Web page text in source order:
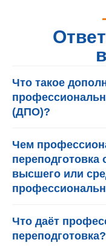
Что такое
(ДПО)?
Чем
переподготовка
высшего или
Что даёт
переподготовка?